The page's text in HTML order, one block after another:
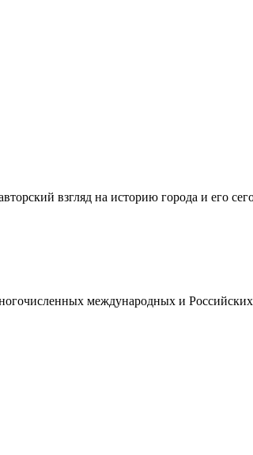
взгляд на историю города и его
международных и